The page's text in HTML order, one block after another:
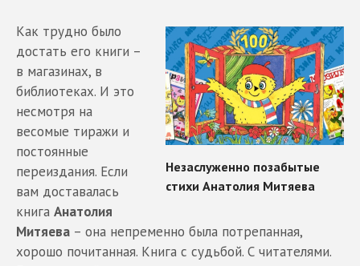
Как трудно было
достать его книги –
в магазинах, в
библиотеках. И это
несмотря на
весомые тиражи и
постоянные
переиздания. Если
вам доставалась
книга Анатолия
Митяева – она непременно была потрепанная,
хорошо почитанная. Книга с судьбой. С читателями.